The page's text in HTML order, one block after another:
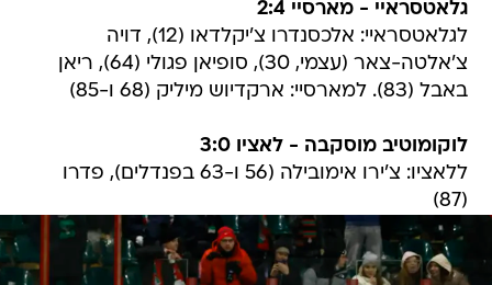
גלאטסראיי - מארסיי 2:4
לגלאטסראיי: אלכסנדרו צ'יקלדאו (12), דויה
צ'אלטה-צאר (עצמי, 30), סופיאן פגולי (64), ריאן
באבל (83). למארסיי: ארקדיוש מיליק (68 ו-85)
לוקומוטיב מוסקבה - לאציו 3:0
ללאציו: צ'ירו אימובילה (56 ו-63 בפנדלים), פדרו
(87)